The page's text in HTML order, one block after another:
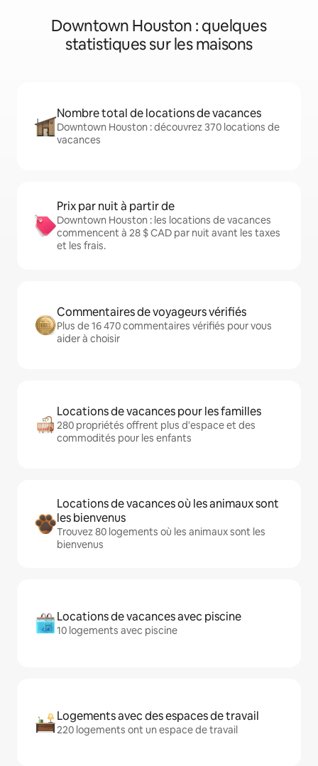
Downtown Houston : quelques
statistiques sur les maisons
Nombre total de locations de vacances
Downtown Houston : découvrez 370 locations de
vacances
Prix par nuit à partir de
Downtown Houston : les locations de vacances
commencent à 28 $ CAD par nuit avant les taxes
et les frais.
Commentaires de voyageurs vérifiés
Plus de 16 470 commentaires vérifiés pour vous
aider à choisir
Locations de vacances pour les familles
280 propriétés offrent plus d'espace et des
commodités pour les enfants
Locations de vacances où les animaux sont
les bienvenus
Trouvez 80 logements où les animaux sont les
bienvenus
Locations de vacances avec piscine
10 logements avec piscine
Logements avec des espaces de travail
220 logements ont un espace de travail